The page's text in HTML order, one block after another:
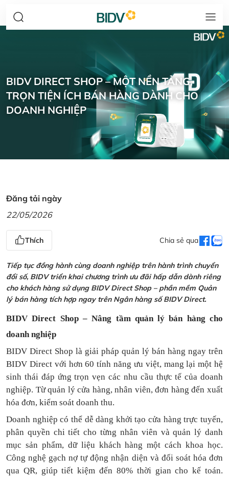
BIDV DIRECT SHOP – MỘT NỀN TẢNG,
TRỌN TIỆN ÍCH BÁN HÀNG DÀNH CHO
DOANH NGHIỆP
Đăng tải ngày
22/05/2026
Thích Chia sẻ qua
Tiếp tục đồng hành cùng doanh nghiệp trên hành trình chuyển
đổi số, BIDV triển khai chương trình ưu đãi hấp dẫn dành riêng
cho khách hàng sử dụng BIDV Direct Shop – phần mềm Quản
lý bán hàng tích hợp ngay trên Ngân hàng số BIDV Direct.
BIDV Direct Shop – Nâng tầm quản lý bán hàng cho
doanh nghiệp
BIDV Direct Shop là giải pháp quản lý bán hàng ngay trên
BIDV Direct với hơn 60 tính năng ưu việt, mang lại một hệ
sinh thái đáp ứng trọn vẹn các nhu cầu thực tế của doanh
nghiệp. Từ quản lý cửa hàng, nhân viên, đơn hàng đến xuất
hóa đơn, kiểm soát doanh thu.
Doanh nghiệp có thể dễ dàng khởi tạo cửa hàng trực tuyến,
phân quyền chi tiết cho từng nhân viên và quản lý danh
mục sản phẩm, dữ liệu khách hàng một cách khoa học.
Công nghệ gạch nợ tự động nhận diện và đối soát hóa đơn
qua QR, giúp tiết kiệm đến 80% thời gian cho kế toán.